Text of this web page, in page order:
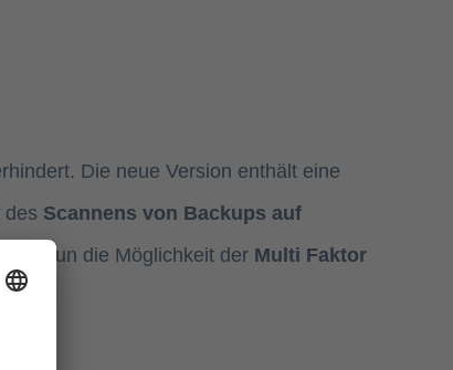
Die neue Version enthält eine
des Scannens von Backups auf
nun die Möglichkeit der Multi Faktor